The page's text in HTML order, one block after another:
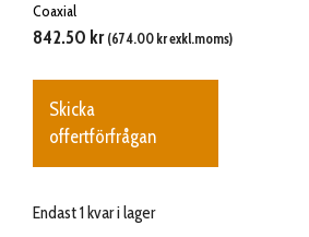
Coaxial
842.50 kr (674.00 krexkl.moms)
Skicka
offertförfrågan
Endast 1 kvar i lager